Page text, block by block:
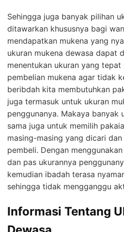
Sehingga juga banyak pilihan
ditawarkan khususnya bagi
mendapatkan mukena yang
ukuran mukena dewasa dapat
menentukan ukuran yang tepat
pembelian mukena agar tidak
beribdah kita membutuhkan
juga termasuk untuk ukuran
penggunanya. Makaya banyak
sama juga untuk memilih
masing-masing yang dicari
pembeli. Dengan
dan pas ukurannya
kemudian ibadah terasa
sehingga tidak mengganggu
Informasi Tentang